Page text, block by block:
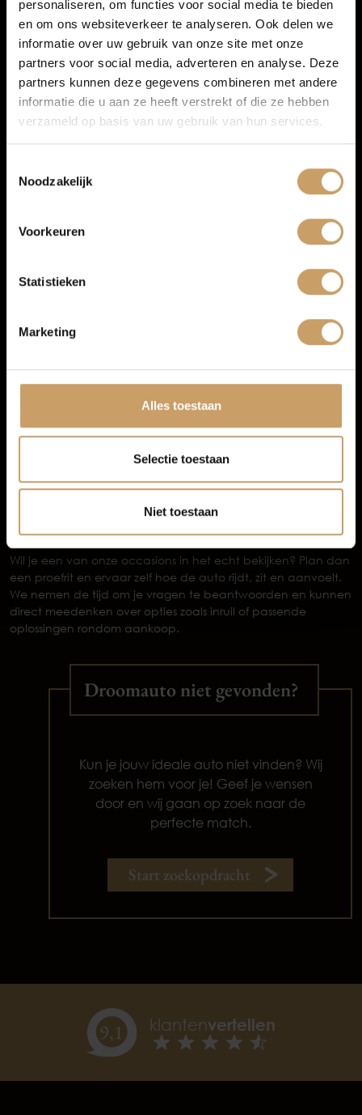
personaliseren, om functies voor social media te bieden
en om ons websiteverkeer te analyseren. Ook delen we
informatie over uw gebruik van onze site met onze
partners voor social media, adverteren en analyse. Deze
partners kunnen deze gegevens combineren met andere
informatie die u aan ze heeft verstrekt of die ze hebben
verzameld op basis van uw gebruik van hun services.
Noodzakelijk
Voorkeuren
Statistieken
Marketing
Alles toestaan
Selectie toestaan
Niet toestaan
Persoonlijk advies
Mogelijkheid om een proefrit te maken
Duidelijke uitleg over uitvoering, onderhoud en
aflevermogelijkheden
Inruil en financiering mogelijk
Service en onderhoud op één vertrouwd adres
Afleverpakketten voor extra zekerheid
Zo weet je vooraf waar je aan toe bent en kun je met een
Afleverpakketten voor jouw nieuwe
Citroën
is altijd inbegrepen en bevat onder andere
brandstof, professionele reiniging, een BOVAG 40-punten
zoals een nieuwe APK, onderhoudsbeurt voor levering,
minimaal een halve tank brandstof, banden rondom
minimaal 3,5 mm profiel, professionele reiniging en 12
maanden BOVAG garantie.
nieuwe APK, onderhoudsbeurt, volle tank brandstof, 12
maanden pechhulp in Nederland en 24 maanden BOVAG
Plan vandaag nog je proefrit
Wil je een van onze occasions in het echt bekijken? Plan dan
een proefrit en ervaar zelf hoe de auto rijdt, zit en aanvoelt.
We nemen de tijd om je vragen te beantwoorden en kunnen
direct meedenken over opties zoals inruil of passende
oplossingen rondom aankoop.
Droomauto niet gevonden?
Kun je jouw ideale auto niet vinden? Wij
zoeken hem voor je! Geef je wensen
door en wij gaan op zoek naar de
perfecte match.
Start zoekopdracht
9,1 klantenvertellen
Autoverzekeringen
Verkoop
Auto onderhoud
Over Autobedrijf De Baaij
Contact
Afleverpakketten